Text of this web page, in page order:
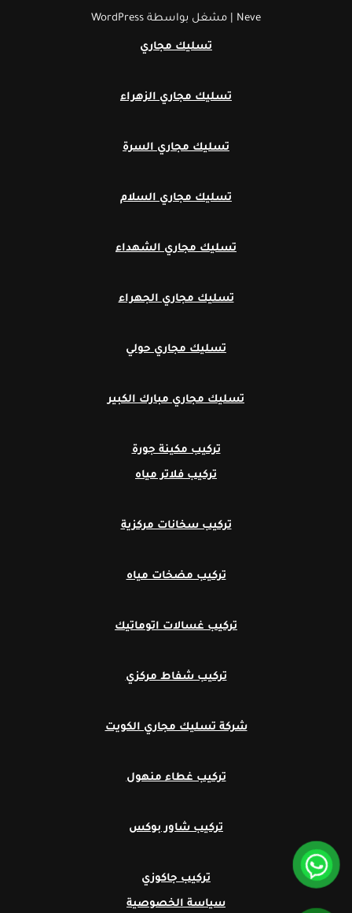
Neve | مشغل بواسطة WordPress
تسليك مجاري
تسليك مجاري الزهراء
تسليك مجاري السرة
تسليك مجاري السلام
تسليك مجاري الشهداء
تسليك مجاري الجهراء
تسليك مجاري حولي
تسليك مجاري مبارك الكبير
تركيب مكينة جورة
تركيب فلاتر مياه
تركيب سخانات مركزية
تركيب مضخات مياه
تركيب غسالات اتوماتيك
تركيب شفاط مركزي
شركة تسليك مجاري الكويت
تركيب غطاء منهول
تركيب شاور بوكس
تركيب جاكوزي
سياسة الخصوصية